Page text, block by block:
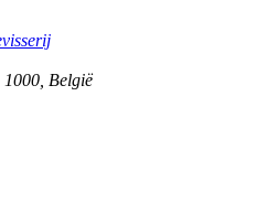
1000 België